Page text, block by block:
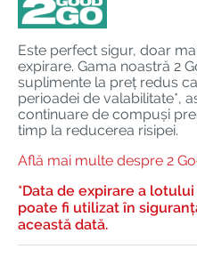
Este perfect sigur, doar
expirare. Gama noastră 2
suplimente la preț redus
perioadei de valabilitate*,
continuare de compuși
timp la reducerea risipei.
Află mai multe despre 2
*Data de expirare a
poate fi utilizat în
această dată.